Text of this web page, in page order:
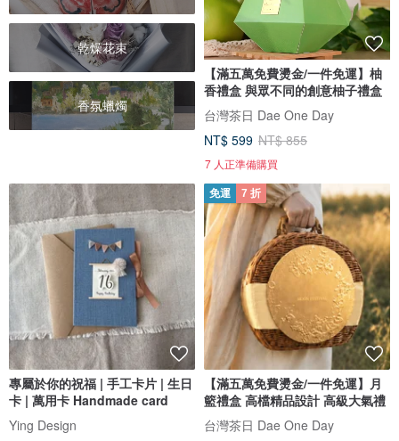
乾燥花束
香氛蠟燭
【滿五萬免費燙金/一件免運】柚
香禮盒 與眾不同的創意柚子禮盒
台灣茶日 Dae One Day
NT$ 599 NT$ 855
7 人正準備購買
專屬於你的祝福 | 手工卡片 | 生日
卡 | 萬用卡 Handmade card
Ying Design
免運 7 折
【滿五萬免費燙金/一件免運】月
籃禮盒 高檔精品設計 高級大氣禮
台灣茶日 Dae One Day